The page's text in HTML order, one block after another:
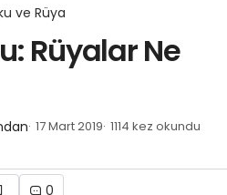
ve Rüya
Rüyalar Ne
17 Mart 2019 1114 kez okundu
0